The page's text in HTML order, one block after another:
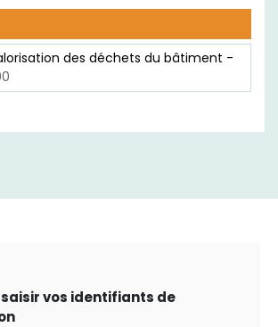
des déchets du bâtiment -
vos identifiants de